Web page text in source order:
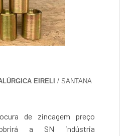
EIRELI/ SANTANA
de zincagem preço
a SN indústria